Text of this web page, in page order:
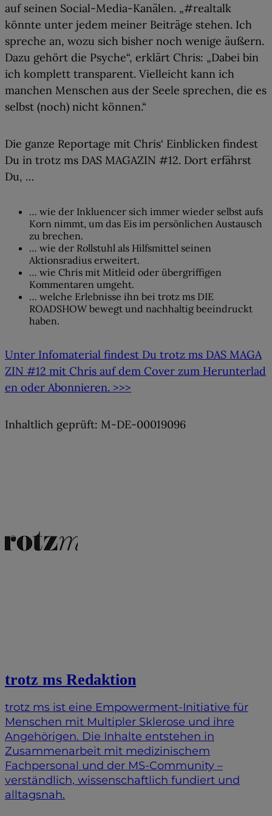
auf seinen Social-Media-Kanälen. „#realtalk
könnte unter jedem meiner Beiträge stehen. Ich
spreche an, wozu sich bisher noch wenige äußern.
Dazu gehört die Psyche“, erklärt Chris: „Dabei bin
ich komplett transparent. Vielleicht kann ich
manchen Menschen aus der Seele sprechen, die es
selbst (noch) nicht können.“
Die ganze Reportage mit Chris‘ Einblicken findest
Du in trotz ms DAS MAGAZIN #12. Dort erfährst
Du, …
… wie der Inkluencer sich immer wieder selbst aufs
Korn nimmt, um das Eis im persönlichen Austausch
zu brechen.
… wie der Rollstuhl als Hilfsmittel seinen
Aktionsradius erweitert.
… wie Chris mit Mitleid oder übergriffigen
Kommentaren umgeht.
… welche Erlebnisse ihn bei trotz ms DIE
ROADSHOW bewegt und nachhaltig beeindruckt
haben.
Unter Infomaterial findest Du trotz ms DAS MAGA
ZIN #12 mit Chris auf dem Cover zum Herunterlad
en oder Abonnieren. >>>
Inhaltlich geprüft: M-DE-00019096
trotz ms Redaktion
trotz ms ist eine Empowerment-Initiative für
Menschen mit Multipler Sklerose und ihre
Angehörigen. Die Inhalte entstehen in
Zusammenarbeit mit medizinischem
Fachpersonal und der MS-Community –
verständlich, wissenschaftlich fundiert und
alltagsnah.